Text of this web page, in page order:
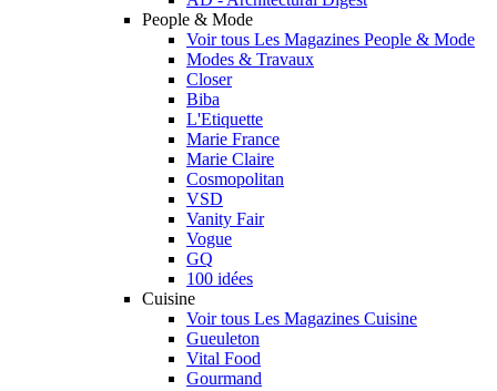
People & Mode
Voir tous Les Magazines People & Mode
Modes & Travaux
Closer
Biba
L'Etiquette
Marie France
Marie Claire
Cosmopolitan
VSD
Vanity Fair
Vogue
GQ
100 idées
Cuisine
Voir tous Les Magazines Cuisine
Gueuleton
Vital Food
Gourmand